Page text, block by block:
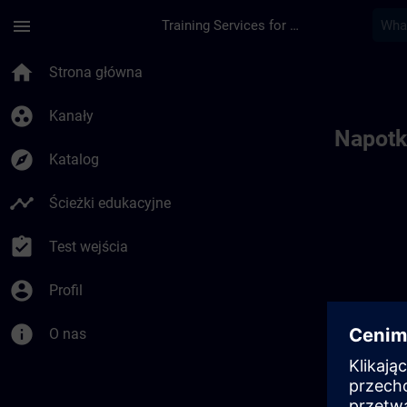
menu Training Services for Digital Industries
home Strona główna
group_work Kanały
explore Katalog
timeline Ścieżki edukacyjne
assignment_turned_in Test wejścia
account_circle Profil
info O nas